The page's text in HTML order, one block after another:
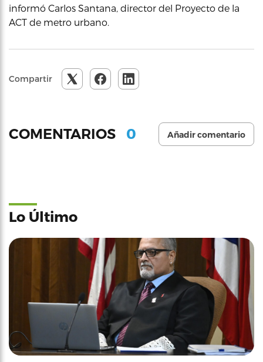
informó Carlos Santana, director del Proyecto de la
ACT de metro urbano.
Compartir
COMENTARIOS 0 Añadir comentario
Lo Último